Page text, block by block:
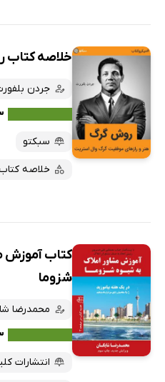
خلاصه کتاب
جردن
سبکتو
خلاصه
کتاب آموزش
شزوما
محمدرضا
انتشارات